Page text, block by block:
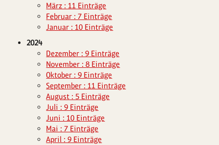
März : 11 Einträge
Februar : 7 Einträge
Januar : 10 Einträge
2024
Dezember : 9 Einträge
November : 8 Einträge
Oktober : 9 Einträge
September : 11 Einträge
August : 5 Einträge
Juli : 9 Einträge
Juni : 10 Einträge
Mai : 7 Einträge
April : 9 Einträge